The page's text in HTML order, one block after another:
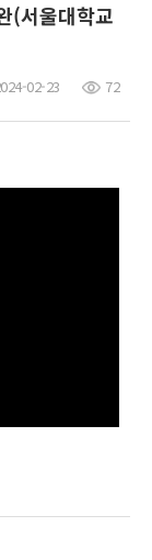
(서울대학교
02-23 72